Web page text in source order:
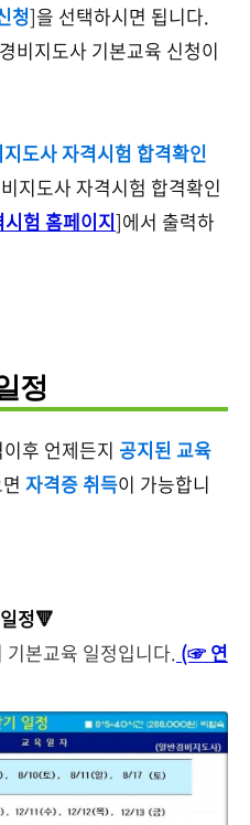
청]을 선택하시면 됩니다.
비지도사 기본교육 신청이
도사 자격시험 합격확인
지도사 자격시험 합격확인
험 홈페이지]에서 출력하
정
후 언제든지 공지된 교육
자격증 취득이 가능합니
정🔻
본교육 일정입니다. (☞ 연